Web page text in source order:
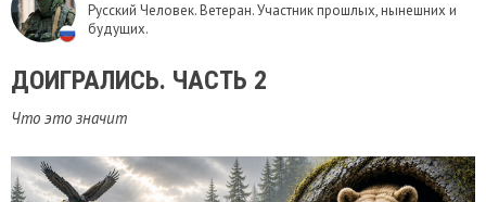
Русский Человек. Ветеран. Участник прошлых, нынешних и
будущих.
ДОИГРАЛИСЬ. ЧАСТЬ 2
Что это значит